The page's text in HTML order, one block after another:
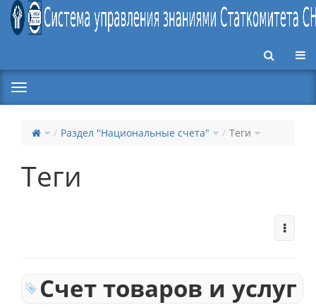
Раздел "Национальные счета" Теги
Теги
Счет товаров и услуг